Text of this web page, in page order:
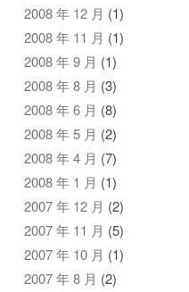
2008 年 12 月 (1)
2008 年 11 月 (1)
2008 年 9 月 (1)
2008 年 8 月 (3)
2008 年 6 月 (8)
2008 年 5 月 (2)
2008 年 4 月 (7)
2008 年 1 月 (1)
2007 年 12 月 (2)
2007 年 11 月 (5)
2007 年 10 月 (1)
2007 年 8 月 (2)